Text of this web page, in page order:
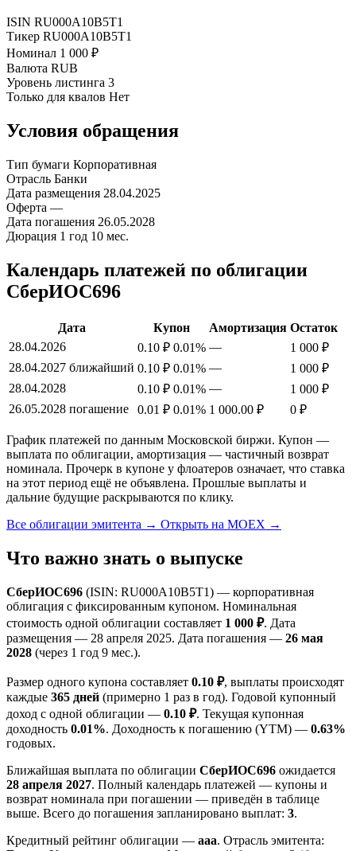
ISIN RU000A10B5T1
Тикер RU000A10B5T1
Номинал 1 000 ₽
Валюта RUB
Уровень листинга 3
Только для квалов Нет
Условия обращения
Тип бумаги Корпоративная
Отрасль Банки
Дата размещения 28.04.2025
Оферта —
Дата погашения 26.05.2028
Дюрация 1 год 10 мес.
Календарь платежей по облигации
СберИОС696
Дата Купон Амортизация Остаток
28.04.2026
0.10 ₽ 0.01% —
1 000 ₽
28.04.2027 ближайший 0.10 ₽ 0.01% —
1 000 ₽
28.04.2028
0.10 ₽ 0.01% —
1 000 ₽
26.05.2028 погашение 0.01 ₽ 0.01% 1 000.00 ₽ 0 ₽
График платежей по данным Московской биржи. Купон —
выплата по облигации, амортизация — частичный возврат
номинала. Прочерк в купоне у флоатеров означает, что ставка
на этот период ещё не объявлена. Прошлые выплаты и
дальние будущие раскрываются по клику.
Все облигации эмитента → Открыть на MOEX →
Что важно знать о выпуске
СберИОС696 (ISIN: RU000A10B5T1) — корпоративная
облигация с фиксированным купоном. Номинальная
стоимость одной облигации составляет 1 000 ₽. Дата
размещения — 28 апреля 2025. Дата погашения — 26 мая
2028 (через 1 год 9 мес.).
Размер одного купона составляет 0.10 ₽, выплаты происходят
каждые 365 дней (примерно 1 раз в год). Годовой купонный
доход с одной облигации — 0.10 ₽. Текущая купонная
доходность 0.01%. Доходность к погашению (YTM) — 0.63%
годовых.
Ближайшая выплата по облигации СберИОС696 ожидается
28 апреля 2027. Полный календарь платежей — купоны и
возврат номинала при погашении — приведён в таблице
выше. Всего до погашения запланировано выплат: 3.
Кредитный рейтинг облигации — aaa. Отрасль эмитента: